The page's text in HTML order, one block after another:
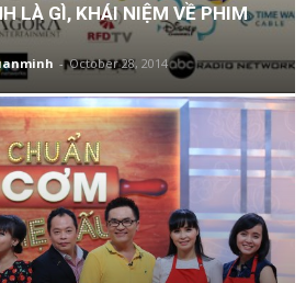
LÀ GÌ, KHÁI NIỆM VỀ PHIM
- October 28, 2014